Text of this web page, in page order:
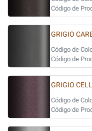
Código de
GRIGIO
Código de
Código de
GRIGIO
Código de
Código de